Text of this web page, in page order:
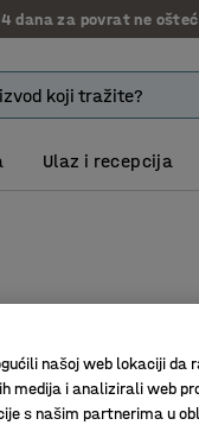
dana za povrat ne
Ulaz i recepcija
našoj web lokaciji
medija i analizirali web
s našim partnerima u